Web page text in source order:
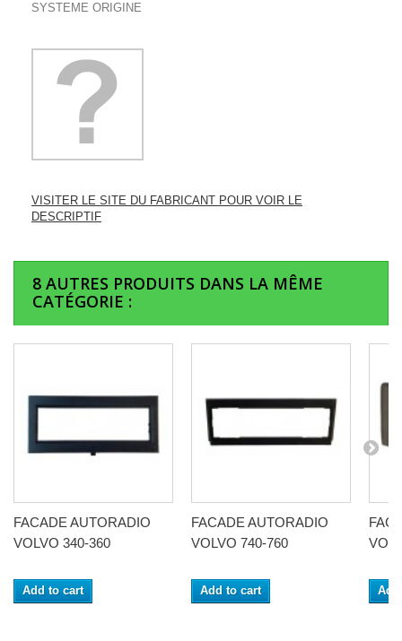
SYSTEME ORIGINE
VISITER LE SITE DU FABRICANT POUR VOIR LE
DESCRIPTIF
8 AUTRES PRODUITS DANS LA MÊME
CATÉGORIE :
FACADE AUTORADIO
VOLVO 340-360
Add to cart
FACADE AUTORADIO
VOLVO 740-760
Add to cart